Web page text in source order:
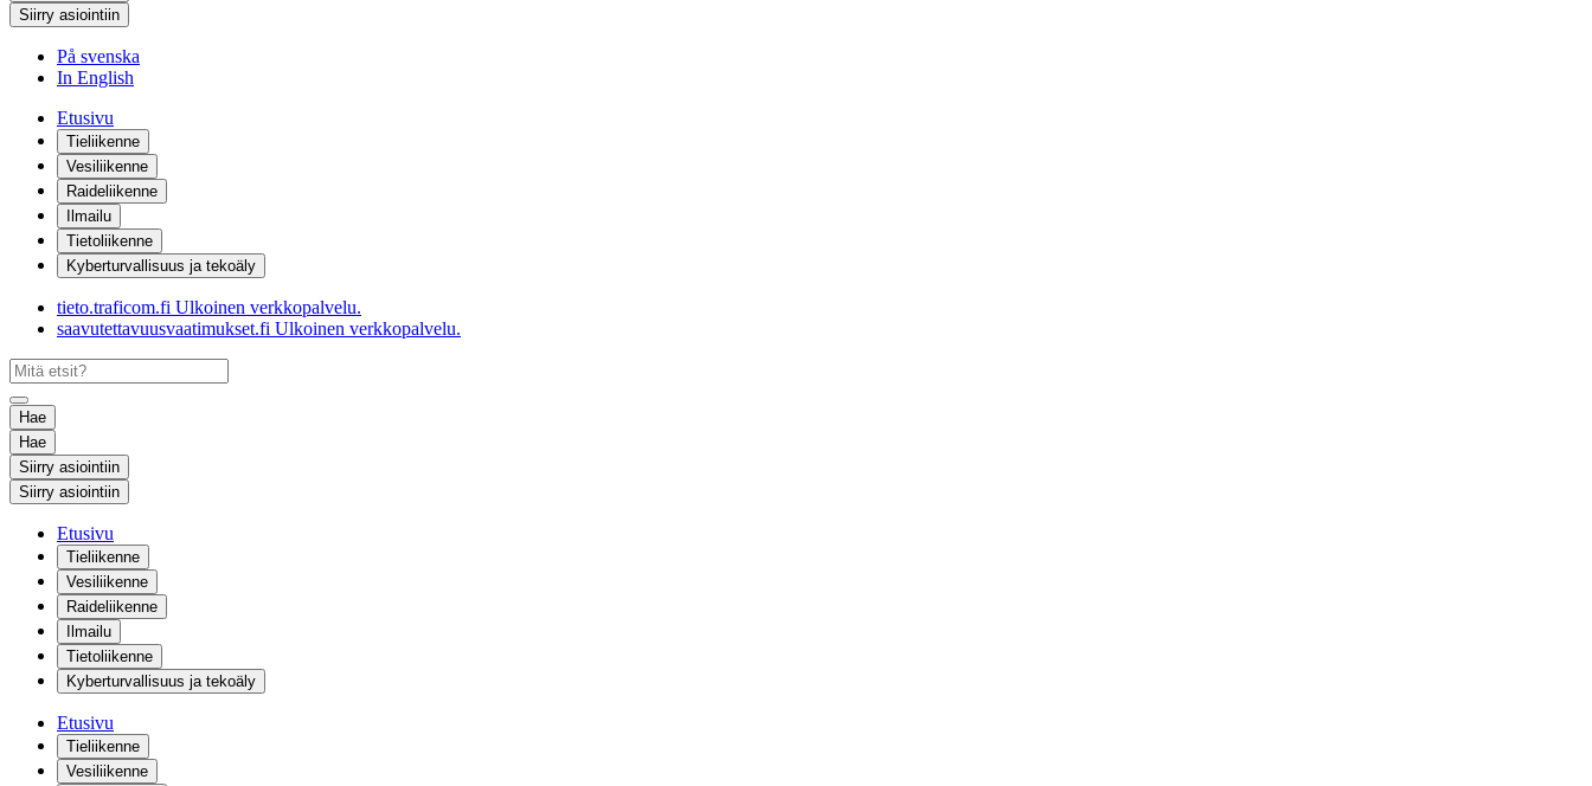
Siirry asiointiin
På svenska
In English
Etusivu
Tieliikenne
Vesiliikenne
Raideliikenne
Ilmailu
Tietoliikenne
Kyberturvallisuus ja tekoäly
tieto.traficom.fi Ulkoinen verkkopalvelu.
saavutettavuusvaatimukset.fi Ulkoinen verkkopalvelu.
Hae
Hae
Siirry asiointiin
Siirry asiointiin
Etusivu
Tieliikenne
Vesiliikenne
Raideliikenne
Ilmailu
Tietoliikenne
Kyberturvallisuus ja tekoäly
Etusivu
Tieliikenne
Vesiliikenne